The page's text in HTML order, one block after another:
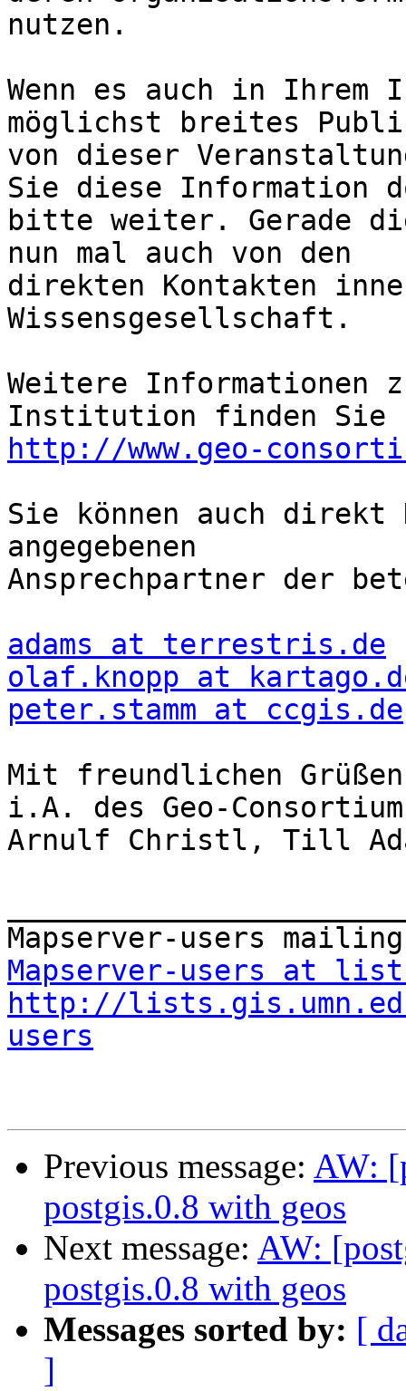
nutzen.
Wenn es auch in
möglichst breites
von dieser
Sie diese Information
bitte weiter. Gerade
nun mal auch von den
direkten Kontakten
Wissensgesellschaft.
Weitere Informationen
http://www.geo-
Sie können auch direkt
angegebenen
Ansprechpartner der
adams at terrestris.de
olaf.knopp at
peter.stamm at ccgis.de
Mit freundlichen
i.A. des Geo-Consortium
Arnulf Christl, Till
Mapserver-users at
http://
users
Previous message: AW:
postgis.0.8 with geos
Next message: AW:
postgis.0.8 with geos
Messages sorted by: [
]